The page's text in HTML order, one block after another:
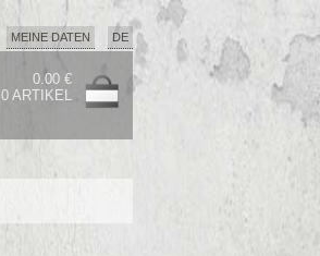
MEINE DATEN
DE
0.00 €
0 ARTIKEL